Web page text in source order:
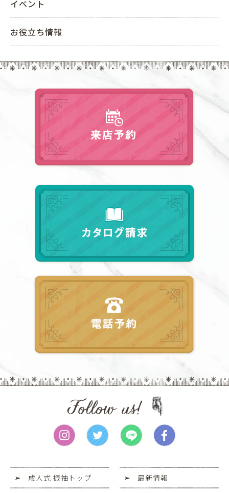
イベント
お役立ち情報
成人式 振袖トップ 最新情報